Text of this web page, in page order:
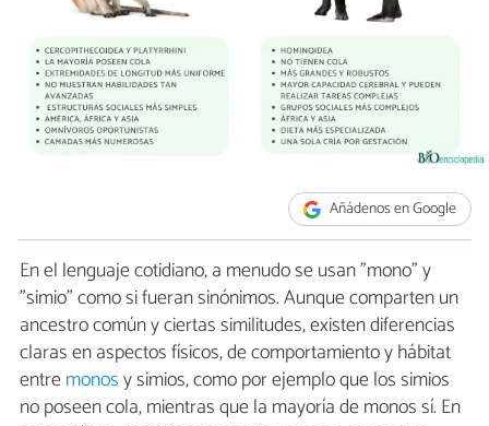
Añádenos en Google
En el lenguaje cotidiano, a menudo se usan "mono" y
"simio" como si fueran sinónimos. Aunque comparten un
ancestro común y ciertas similitudes, existen diferencias
claras en aspectos físicos, de comportamiento y hábitat
entremonosy simios, como por ejemplo que los simios
no poseen cola, mientras que la mayoría de monos sí. En